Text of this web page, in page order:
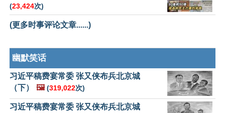
(23,424次)
(更多时事评论文章......)
幽默笑话
习近平稿费宴常委 张又侠布兵北京城
（下）
🖼️ (319,022次)
习近平稿费宴常委 张又侠布兵北京城